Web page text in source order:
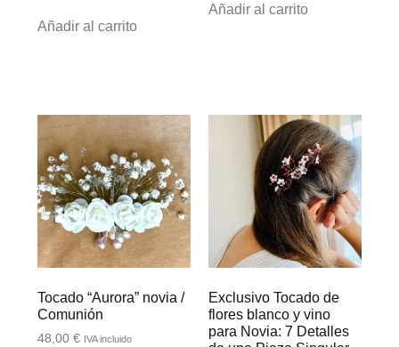
Añadir al carrito
Añadir al carrito
Tocado “Aurora” novia /
Comunión
48,00 € IVA incluido
Exclusivo Tocado de
flores blanco y vino
para Novia: 7 Detalles